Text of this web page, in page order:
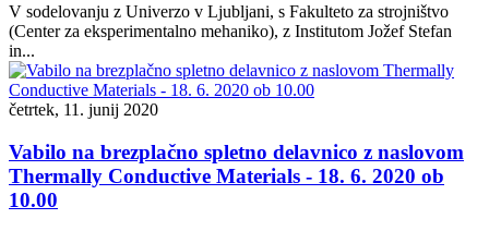
V sodelovanju z Univerzo v Ljubljani, s Fakulteto za strojništvo
(Center za eksperimentalno mehaniko), z Institutom Jožef Stefan
in...
četrtek, 11. junij 2020
Vabilo na brezplačno spletno delavnico z naslovom
Thermally Conductive Materials - 18. 6. 2020 ob
10.00